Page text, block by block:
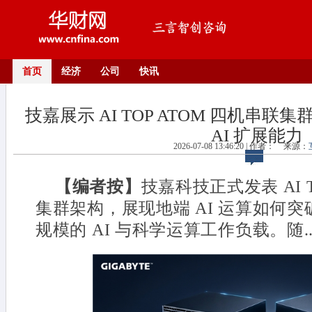
首页 经济 公司 快讯
技嘉展示 AI TOP ATOM 四机串联集
AI 扩展能力
2026-07-08 13:46:20 | 作者： 来源：
【编者按】 技嘉科技正式发表 AI
集群架构，展现地端 AI 运算如何突
规模的 AI 与科学运算工作负载。随